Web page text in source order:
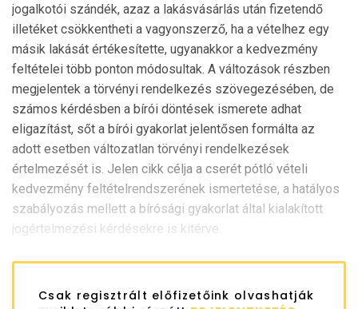
jogalkotói szándék, azaz a lakásvásárlás után fizetendő
illetéket csökkentheti a vagyonszerző, ha a vételhez egy
másik lakását értékesítette, ugyanakkor a kedvezmény
feltételei több ponton módosultak. A változások részben
megjelentek a törvényi rendelkezés szövegezésében, de
számos kérdésben a bírói döntések ismerete adhat
eligazítást, sőt a bírói gyakorlat jelentősen formálta az
adott esetben változatlan törvényi rendelkezések
értelmezését is. Jelen cikk célja a cserét pótló vételi
kedvezmény feltételrendszerének ismertetése, a hatályos
szabályozás mellett a bírósági gyakorlat által kialakított
jogértelmezési kérdésekre is kitérve.
Csak regisztrált előfizetőink olvashatják